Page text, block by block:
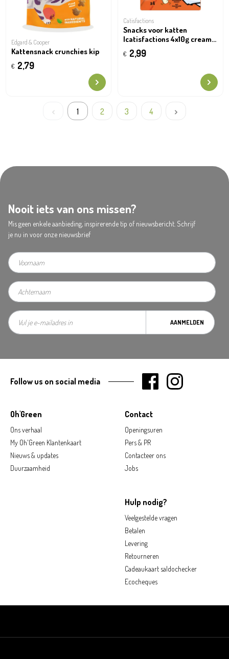
Edgard & Cooper
Kattensnack crunchies kip
€ 2,79
Catisfactions
Snacks voor katten
|catisfactions 4x10g creamy
snack kip
€ 2,99
1 2 3 4
Nooit iets van ons missen?
Mis geen enkele aanbieding, inspirerende tip of nieuwsbericht. Schrijf
je nu in voor onze nieuwsbrief
AANMELDEN
Oh'Green
Ons verhaal
My Oh'Green Klantenkaart
Nieuws & updates
Duurzaamheid
Contact
Openingsuren
Pers & PR
Contacteer ons
Jobs
Hulp nodig?
Veelgestelde vragen
Betalen
Levering
Retourneren
Cadeaukaart saldochecker
Ecocheques
Follow us on social media